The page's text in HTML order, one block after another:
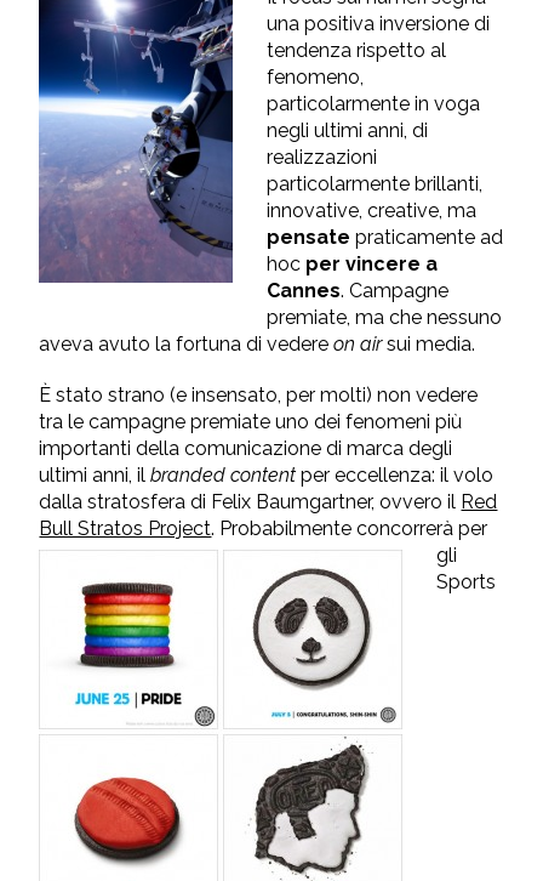
una positiva inversione di
tendenza rispetto al
fenomeno,
particolarmente in voga
negli ultimi anni, di
realizzazioni
particolarmente brillanti,
innovative, creative, ma
pensate praticamente ad
hoc per vincere a
Cannes. Campagne
premiate, ma che nessuno
aveva avuto la fortuna di vedereon airsui media.
È stato strano (e insensato, per molti) non vedere
tra le campagne premiate uno dei fenomeni più
importanti della comunicazione di marca degli
ultimi anni, ilbranded content per eccellenza: il volo
dalla stratosfera di Felix Baumgartner, ovvero il Red
Bull Stratos Project. Probabilmente concorrerà per
gli
Sports